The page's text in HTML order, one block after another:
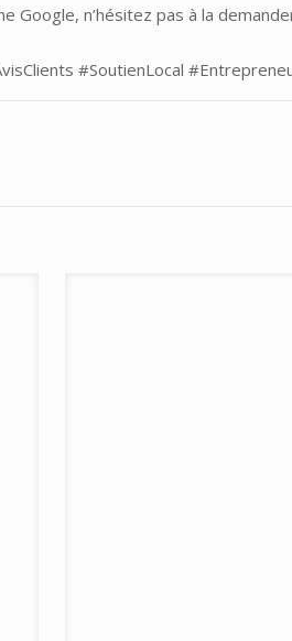
Google, n’hésitez pas à la
#SoutienLocal